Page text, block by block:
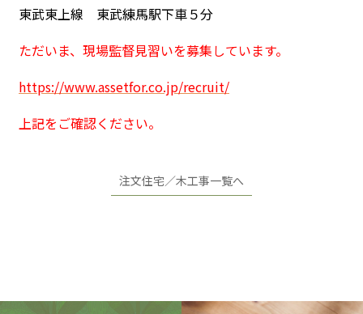
東武東上線 東武練馬駅下車５分
ただいま、現場監督見習いを募集しています。
https://www.assetfor.co.jp/recruit/
上記をご確認ください。
注文住宅／木工事一覧へ